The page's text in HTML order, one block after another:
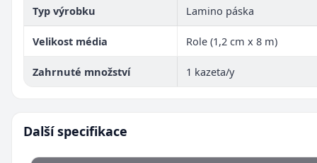
Typ výrobku Lamino páska
Velikost média Role (1,2 cm x 8 m)
Zahrnuté množství 1 kazeta/y
Další specifikace